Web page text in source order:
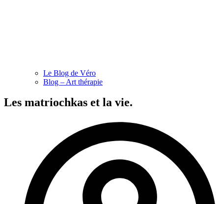
Le Blog de Véro
Blog – Art thérapie
Les matriochkas et la vie.